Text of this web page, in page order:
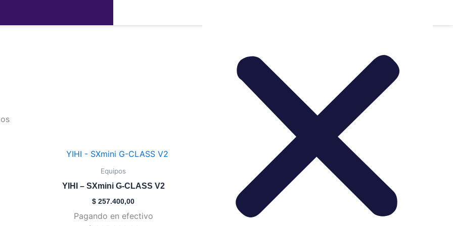
Equipos
YIHI – SXmini G-CLASS V2
$ 257.400,00
Pagando en efectivo
Este
producto
variantes.
Las